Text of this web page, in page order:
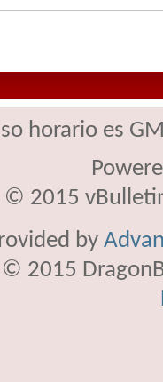
horario es
© 2015
by
2015